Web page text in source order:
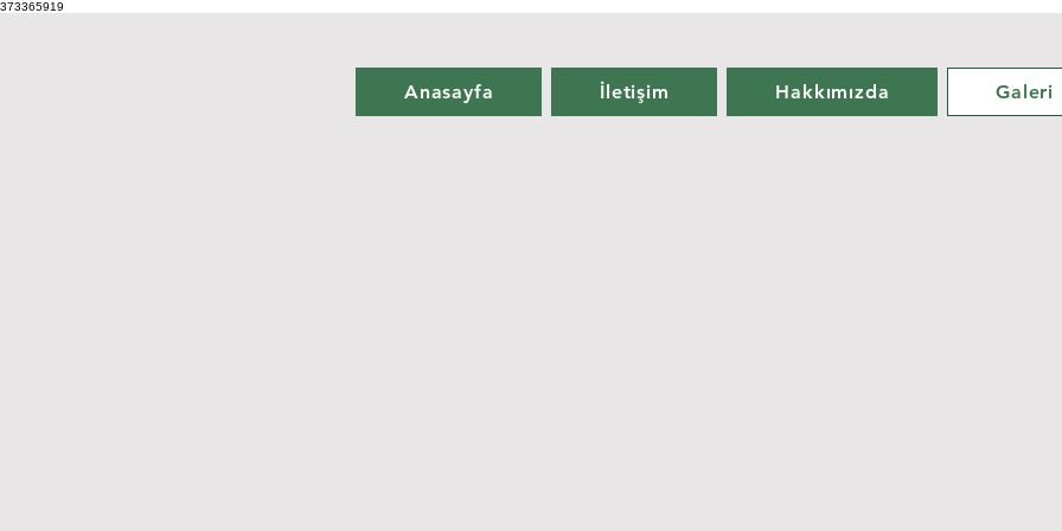
373365919
Anasayfa İletişim Hakkımızda Galeri